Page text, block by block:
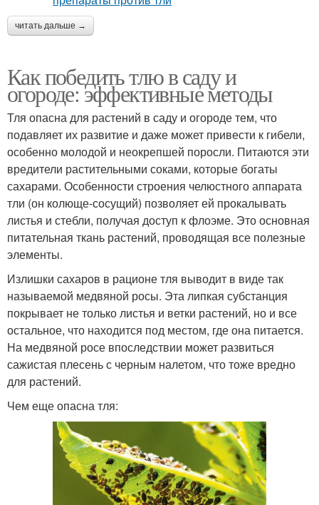
читать дальше →
Как победить тлю в саду и
огороде: эффективные методы
Тля опасна для растений в саду и огороде тем, что
подавляет их развитие и даже может привести к гибели,
особенно молодой и неокрепшей поросли. Питаются эти
вредители растительными соками, которые богаты
сахарами. Особенности строения челюстного аппарата
тли (он колюще-сосущий) позволяет ей прокалывать
листья и стебли, получая доступ к флоэме. Это основная
питательная ткань растений, проводящая все полезные
элементы.
Излишки сахаров в рационе тля выводит в виде так
называемой медвяной росы. Эта липкая субстанция
покрывает не только листья и ветки растений, но и все
остальное, что находится под местом, где она питается.
На медвяной росе впоследствии может развиться
сажистая плесень с черным налетом, что тоже вредно
для растений.
Чем еще опасна тля: